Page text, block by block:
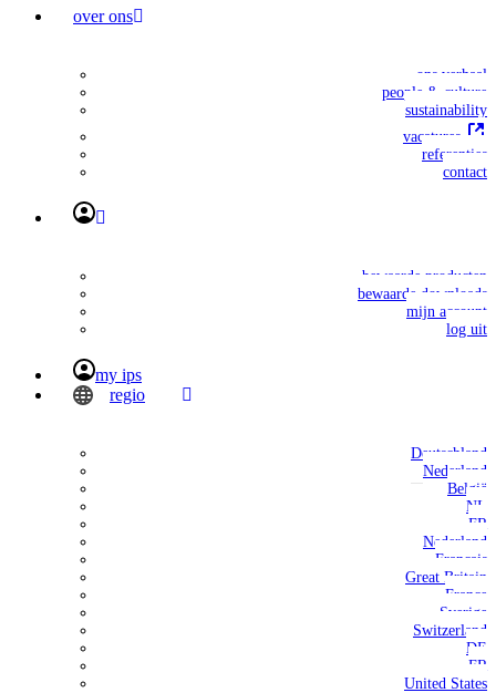
over ons
ons verhaal
people & culture
sustainability
vacatures
referenties
contact
bewaarde producten
bewaarde downloads
mijn account
log uit
my ips
regio
Deutschland
Nederland
België
NL
FR
Nederland
Français
Great Britain
France
Sverige
Switzerland
DE
FR
United States